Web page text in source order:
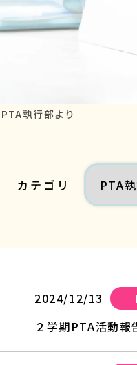
PTA執行部より
カテゴリ
2024/12/13
２学期PTA活動報